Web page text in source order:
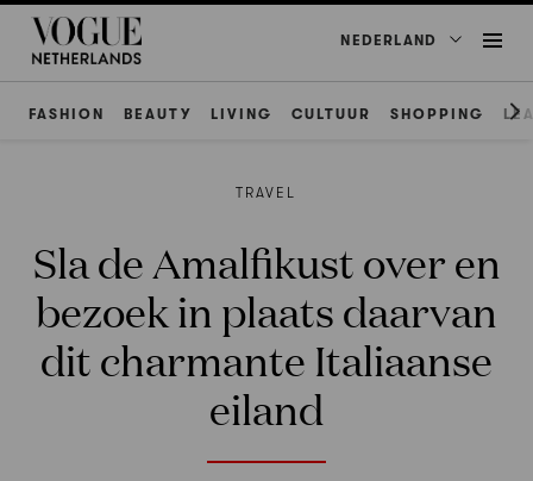
NEDERLAND
FASHION BEAUTY LIVING CULTUUR SHOPPING
TRAVEL
Sla de Amalfikust over en
bezoek in plaats daarvan
dit charmante Italiaanse
eiland